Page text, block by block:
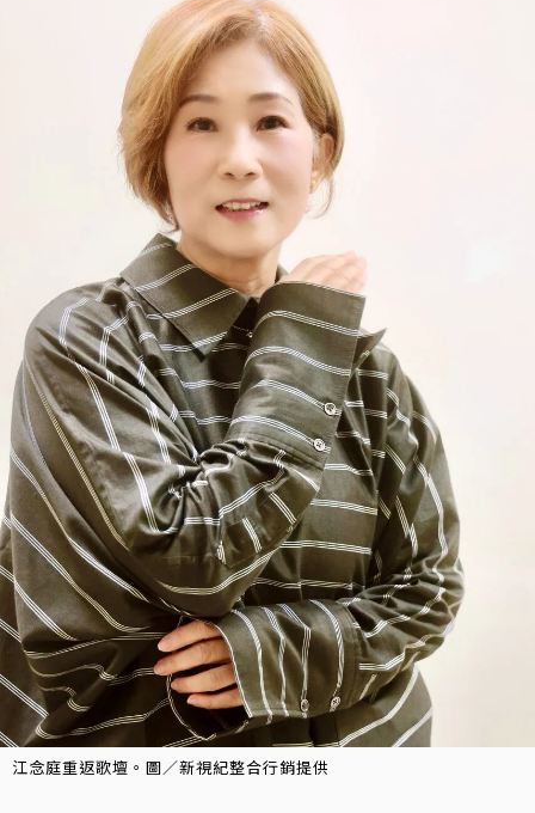
江念庭重返歌壇。圖／新視紀整合行銷提供